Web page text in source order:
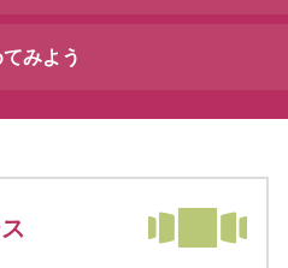
みよう